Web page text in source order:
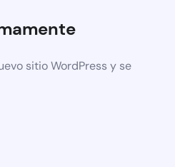
sitio WordPress y se